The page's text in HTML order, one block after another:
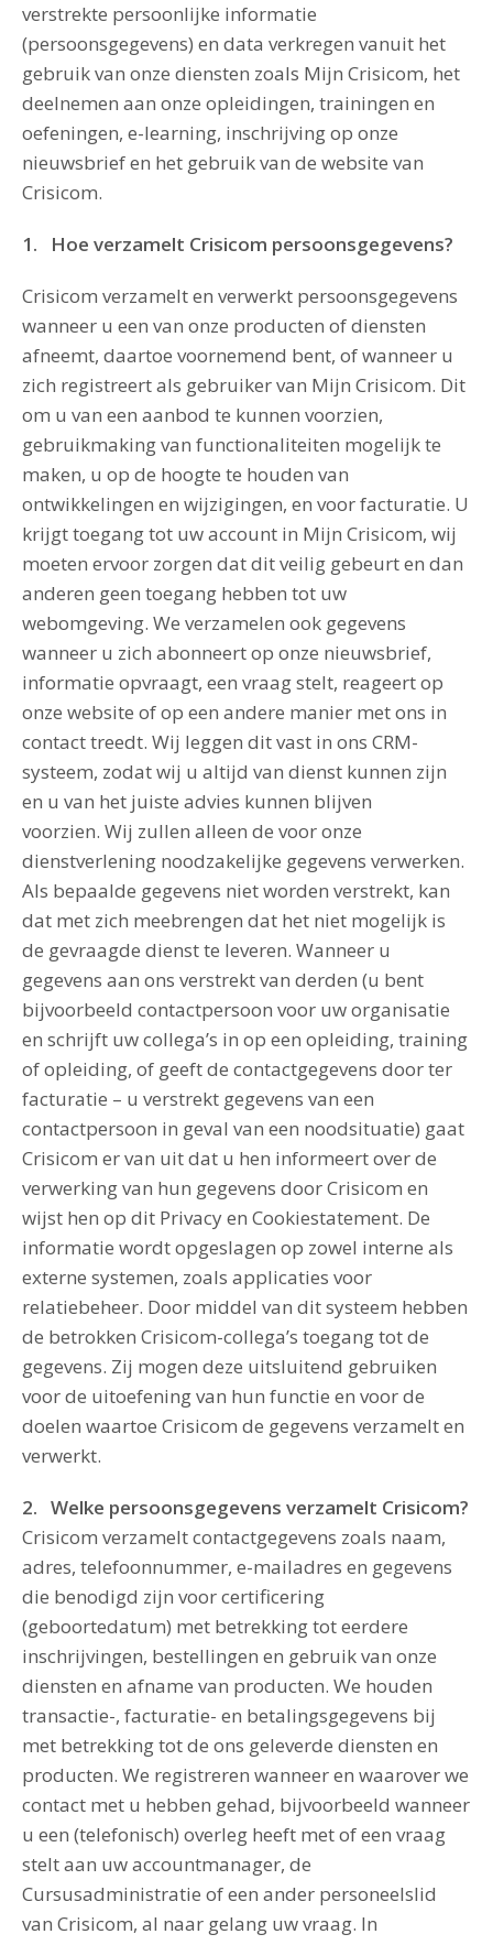
verstrekte persoonlijke informatie
(persoonsgegevens) en data verkregen vanuit het
gebruik van onze diensten zoals Mijn Crisicom, het
deelnemen aan onze opleidingen, trainingen en
oefeningen, e-learning, inschrijving op onze
nieuwsbrief en het gebruik van de website van
Crisicom.
1. Hoe verzamelt Crisicom persoonsgegevens?
Crisicom verzamelt en verwerkt persoonsgegevens
wanneer u een van onze producten of diensten
afneemt, daartoe voornemend bent, of wanneer u
zich registreert als gebruiker van Mijn Crisicom. Dit
om u van een aanbod te kunnen voorzien,
gebruikmaking van functionaliteiten mogelijk te
maken, u op de hoogte te houden van
ontwikkelingen en wijzigingen, en voor facturatie. U
krijgt toegang tot uw account in Mijn Crisicom, wij
moeten ervoor zorgen dat dit veilig gebeurt en dan
anderen geen toegang hebben tot uw
webomgeving. We verzamelen ook gegevens
wanneer u zich abonneert op onze nieuwsbrief,
informatie opvraagt, een vraag stelt, reageert op
onze website of op een andere manier met ons in
contact treedt. Wij leggen dit vast in ons CRM-
systeem, zodat wij u altijd van dienst kunnen zijn
en u van het juiste advies kunnen blijven
voorzien. Wij zullen alleen de voor onze
dienstverlening noodzakelijke gegevens verwerken.
Als bepaalde gegevens niet worden verstrekt, kan
dat met zich meebrengen dat het niet mogelijk is
de gevraagde dienst te leveren. Wanneer u
gegevens aan ons verstrekt van derden (u bent
bijvoorbeeld contactpersoon voor uw organisatie
en schrijft uw collega’s in op een opleiding, training
of opleiding, of geeft de contactgegevens door ter
facturatie – u verstrekt gegevens van een
contactpersoon in geval van een noodsituatie) gaat
Crisicom er van uit dat u hen informeert over de
verwerking van hun gegevens door Crisicom en
wijst hen op dit Privacy en Cookiestatement. De
informatie wordt opgeslagen op zowel interne als
externe systemen, zoals applicaties voor
relatiebeheer. Door middel van dit systeem hebben
de betrokken Crisicom-collega’s toegang tot de
gegevens. Zij mogen deze uitsluitend gebruiken
voor de uitoefening van hun functie en voor de
doelen waartoe Crisicom de gegevens verzamelt en
verwerkt.
2. Welke persoonsgegevens verzamelt Crisicom?
Crisicom verzamelt contactgegevens zoals naam,
adres, telefoonnummer, e-mailadres en gegevens
die benodigd zijn voor certificering
(geboortedatum) met betrekking tot eerdere
inschrijvingen, bestellingen en gebruik van onze
diensten en afname van producten. We houden
transactie-, facturatie- en betalingsgegevens bij
met betrekking tot de ons geleverde diensten en
producten. We registreren wanneer en waarover we
contact met u hebben gehad, bijvoorbeeld wanneer
u een (telefonisch) overleg heeft met of een vraag
stelt aan uw accountmanager, de
Cursusadministratie of een ander personeelslid
van Crisicom, al naar gelang uw vraag. In